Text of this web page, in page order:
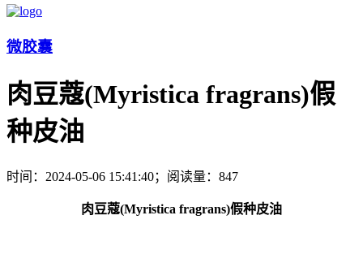
微胶囊
肉豆蔻(Myristica fragrans)假
种皮油
时间：2024-05-06 15:41:40；阅读量：847
肉豆蔻(Myristica fragrans)假种皮油